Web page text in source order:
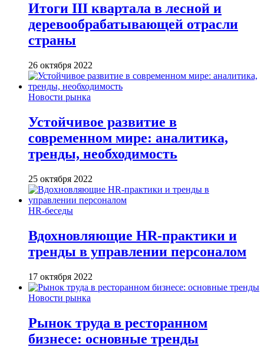
Итоги III квартала в лесной и
деревообрабатывающей отрасли
страны
26 октября 2022
Новости рынка
Устойчивое развитие в
современном мире: аналитика,
тренды, необходимость
25 октября 2022
HR-беседы
Вдохновляющие HR-практики и
тренды в управлении персоналом
17 октября 2022
Новости рынка
Рынок труда в ресторанном
бизнесе: основные тренды